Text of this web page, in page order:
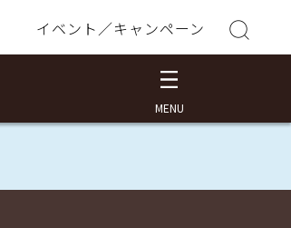
イベント／キャンペーン